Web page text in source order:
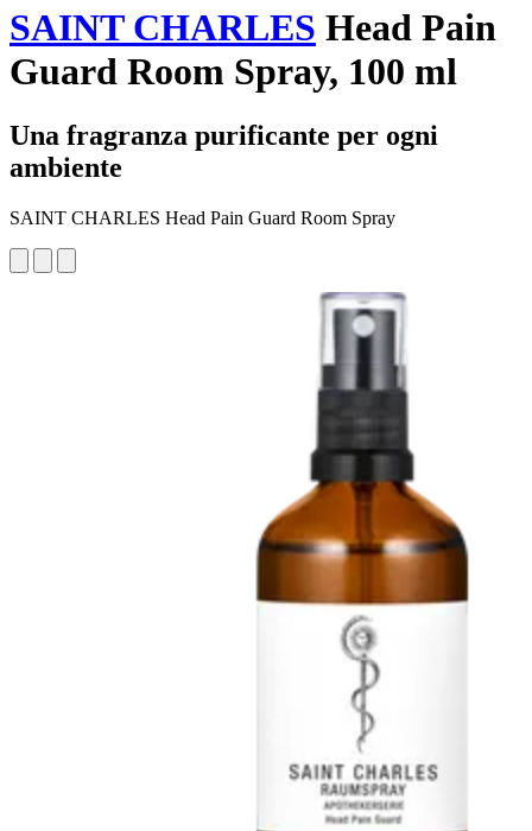
SAINT CHARLES Head Pain
Guard Room Spray, 100 ml
Una fragranza purificante per ogni
ambiente
SAINT CHARLES Head Pain Guard Room Spray